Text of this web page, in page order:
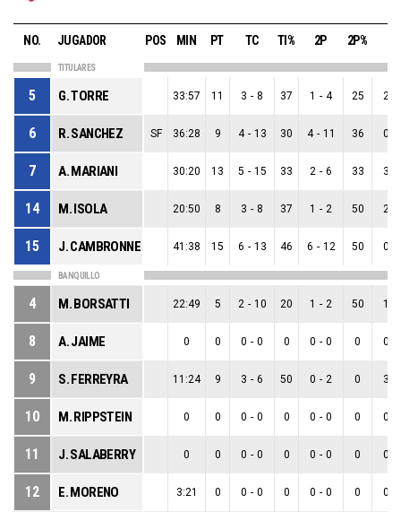
NO. JUGADOR POS MIN PT TC TI% 2P 2P%
TITULARES
5 G. TORRE 33:57 11 3 - 8 37 1 - 4 25 2
6 R. SANCHEZ SF 36:28 9 4 - 13 30 4 - 11 36 0
7 A. MARIANI 30:20 13 5 - 15 33 2 - 6 33 3
14 M. ISOLA 20:50 8 3 - 8 37 1 - 2 50 2
15 J. CAMBRONNE 41:38 15 6 - 13 46 6 - 12 50 0
BANQUILLO
4 M. BORSATTI 22:49 5 2 - 10 20 1 - 2 50 1
8 A. JAIME 0 0 0 - 0 0 0 - 0 0 0
9 S. FERREYRA 11:24 9 3 - 6 50 0 - 2 0 3
10 M. RIPPSTEIN 0 0 0 - 0 0 0 - 0 0 0
11 J. SALABERRY 0 0 0 - 0 0 0 - 0 0 0
12 E. MORENO 3:21 0 0 - 0 0 0 - 0 0 0